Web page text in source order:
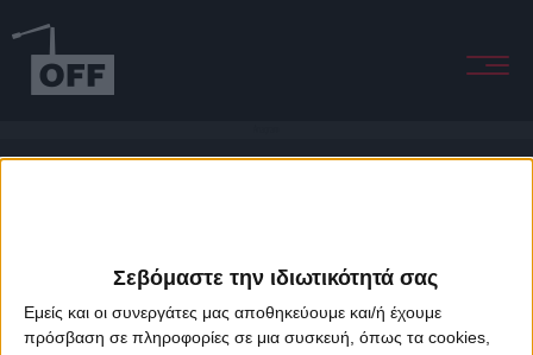
Σεβόμαστε την ιδιωτικότητά σας
Εμείς και οι συνεργάτες μας αποθηκεύουμε και/ή έχουμε
πρόσβαση σε πληροφορίες σε μια συσκευή, όπως τα cookies,